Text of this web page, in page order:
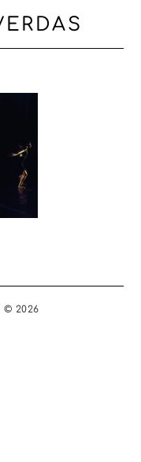
© 2026